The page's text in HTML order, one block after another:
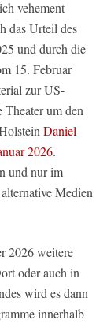
vehement
das Urteil des
und durch die
15. Februar
zur US-
um den
Daniel
2026.
und nur im
Medien
2026 weitere
oder auch in
wird es dann
innerhalb